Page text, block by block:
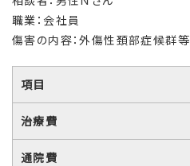
職業：会社員
傷害の内容：外傷性頚部症候群等
項目
治療費
通院費